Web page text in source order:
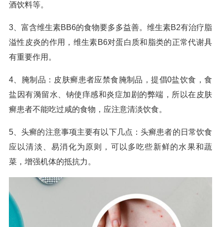
酒饮料等。
3、富含维生素BB6的食物要多多益善。维生素B2有治疗脂
溢性皮炎的作用，维生素B6对蛋白质和脂类的正常代谢具
有重要作用。
4、腌制品：皮肤癣患者应禁食腌制品，提倡0盐饮食，食
盐因有漪留水、钠使痒感和炎症加剧的弊端，所以在皮肤
癣患者不能吃过咸的食物，应注意清淡饮食。
5、头癣的注意事项主要有以下几点：头癣患者的日常饮食
应以清淡、易消化为原则，可以多吃些新鲜的水果和蔬
菜，增强机体的抵抗力。